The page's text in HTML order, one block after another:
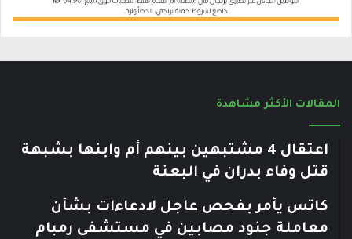
المقالات الأكثر مشاهدة
اعتقال 4 مشتبهين بينهم أم وابنها بشبهة
قتل وفاء بدران في البعنة
كاتس يأمر بفحص عاجل لادعاءات بشأن
معاملة جنود مصابين في مستشفى رمبام